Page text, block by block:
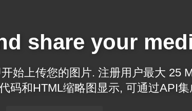
share your
始上传您的图片. 注册用户最大 25
码和HTML缩略图显示, 可通过API